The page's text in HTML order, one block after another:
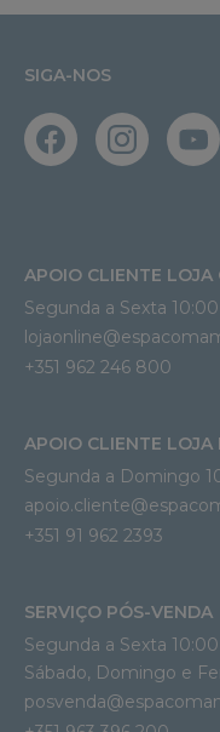
SIGA-NOS
APOIO CLIENTE LOJA
Segunda a Sexta 10:00
+351 962 246 800
APOIO CLIENTE LOJA
Segunda a Domingo
+351 91 962 2393
SERVIÇO PÓS-VENDA
Segunda a Sexta 10:00
Sábado, Domingo e